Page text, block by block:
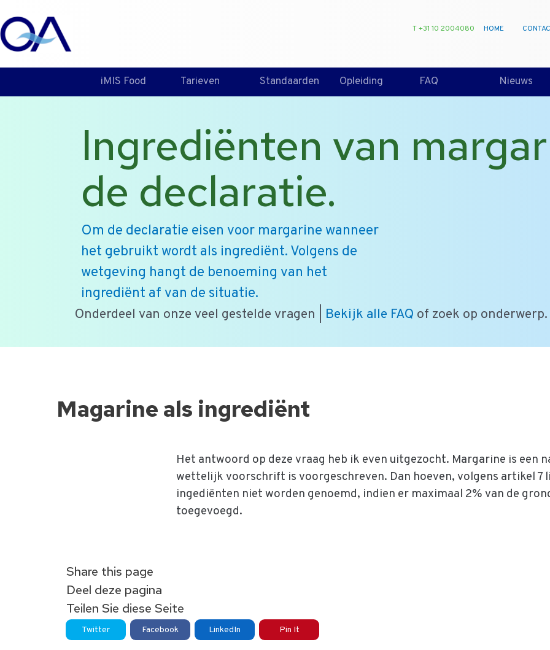
T +31 10 2004080 HOME
iMIS Food Tarieven Standaarden Opleiding FAQ Nieuws
Ingrediënten van
de declaratie.
Om de declaratie eisen voor margarine wanneer
het gebruikt wordt als ingrediënt. Volgens de
wetgeving hangt de benoeming van het
ingrediënt af van de situatie.
Onderdeel van onze veel gestelde vragen | Bekijk alle FAQ of zoek op onderwerp.
Magarine als ingrediënt
Het antwoord op deze vraag heb ik even uitgezocht. Margarine is een
wettelijk voorschrift is voorgeschreven. Dan hoeven, volgens artikel 7
ingediënten niet worden genoemd, indien er maximaal 2% van de
toegevoegd.
Share this page
Deel deze pagina
Teilen Sie diese Seite
Twitter Facebook LinkedIn Pin It